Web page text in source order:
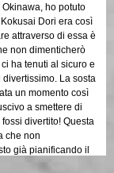
ho potuto
Dori era così
attraverso di essa è
non dimenticherò
ha tenuti al sicuro e
La sosta
un momento così
a smettere di
divertito! Questa
che non
già pianificando il